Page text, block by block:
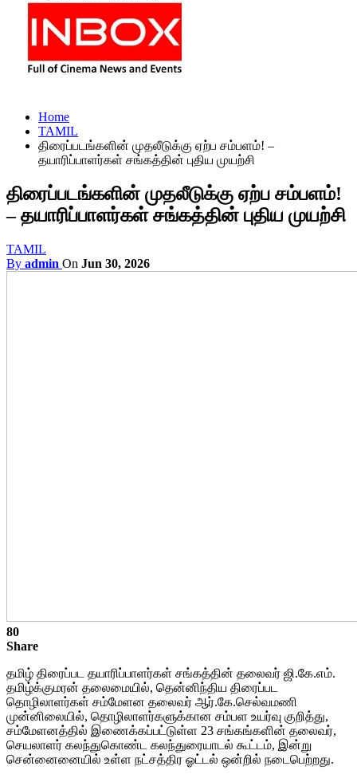
Home
TAMIL
திரைப்படங்களின் முதலீடுக்கு ஏற்ப சம்பளம்! –
தயாரிப்பாளர்கள் சங்கத்தின் புதிய முயற்சி
திரைப்படங்களின் முதலீடுக்கு ஏற்ப சம்பளம்!
– தயாரிப்பாளர்கள் சங்கத்தின் புதிய முயற்சி
TAMIL
By admin On Jun 30, 2026
80
Share
தமிழ் திரைப்பட தயாரிப்பாளர்கள் சங்கத்தின் தலைவர் ஜி.கே.எம்.
தமிழ்க்குமரன் தலைமையில், தென்னிந்திய திரைப்பட
தொழிலாளர்கள் சம்மேளன தலைவர் ஆர்.கே.செல்வமணி
முன்னிலையில், தொழிலாளர்களுக்கான சம்பள உயர்வு குறித்து,
சம்மேளனத்தில் இணைக்கப்பட்டுள்ள 23 சங்கங்களின் தலைவர்,
செயலாளர் கலந்துகொண்ட கலந்துரையாடல் கூட்டம், இன்று
சென்னைனையில் உள்ள நட்சத்திர ஓட்டல் ஒன்றில் நடைபெற்றது.